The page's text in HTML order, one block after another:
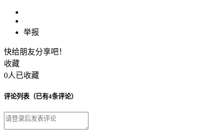
举报
快给朋友分享吧！
收藏
0人已收藏
评论列表 （已有4条评论）